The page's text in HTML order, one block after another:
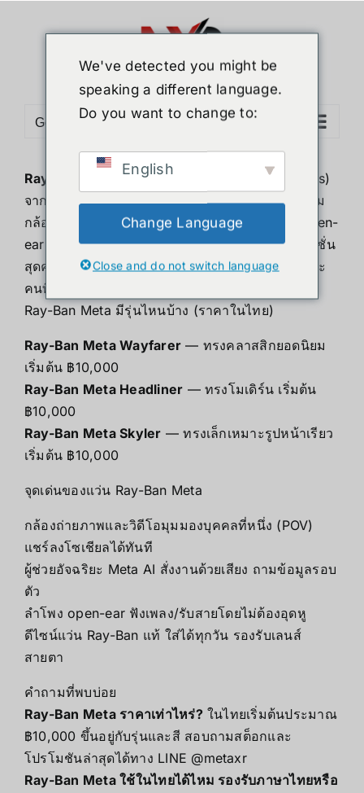
Go to...
Ray-Ban Meta
คือแว่นตาอัจฉริยะ (Smart Glasses)
จากความร่วมมือระหว่าง Ray-Ban และ Meta ที่รวม
กล้องถ่ายภาพ/วิดีโอมุมมองบุคคลที่หนึ่ง ลำโพง open-
ear และผู้ช่วยอัจฉริยะMeta AIไว้ในดีไซน์แว่นแฟชั่น
สุดคลาสสิก เหมาะสำหรับครีเอเตอร์ นักเดินทาง และ
คนที่อยากถ่ายคอนเทนต์แบบแฮนด์ฟรี
Ray-Ban Meta มีรุ่นไหนบ้าง (ราคาในไทย)
Ray-Ban Meta Wayfarer — ทรงคลาสสิกยอดนิยม
เริ่มต้น ฿10,000
Ray-Ban Meta Headliner — ทรงโมเดิร์น เริ่มต้น
฿10,000
Ray-Ban Meta Skyler — ทรงเล็กเหมาะรูปหน้าเรียว
เริ่มต้น ฿10,000
จุดเด่นของแว่น Ray-Ban Meta
กล้องถ่ายภาพและวิดีโอมุมมองบุคคลที่หนึ่ง (POV)
แชร์ลงโซเชียลได้ทันที
ผู้ช่วยอัจฉริยะ Meta AI สั่งงานด้วยเสียง ถามข้อมูลรอบ
ตัว
ลำโพง open-ear ฟังเพลง/รับสายโดยไม่ต้องอุดหู
ดีไซน์แว่น Ray-Ban แท้ ใส่ได้ทุกวัน รองรับเลนส์
สายตา
คำถามที่พบบ่อย
Ray-Ban Meta ราคาเท่าไหร่?ในไทยเริ่มต้นประมาณ
฿10,000 ขึ้นอยู่กับรุ่นและสี สอบถามสต็อกและ
โปรโมชันล่าสุดได้ทาง LINE @metaxr
Ray-Ban Meta ใช้ในไทยได้ไหม รองรับภาษาไทยหรือ
We've detected you might be
speaking a different language.
Do you want to change to:
English
Change Language
Close and do not switch language